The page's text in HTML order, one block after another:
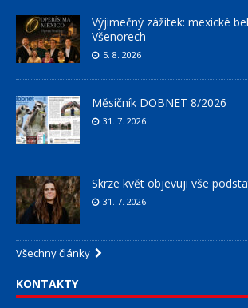
Výjimečný zážitek: mexické
Všenorech
5. 8. 2026
Měsíčník DOBNET 8/2026
31. 7. 2026
Skrze květ objevuji vše
31. 7. 2026
Všechny články
KONTAKTY